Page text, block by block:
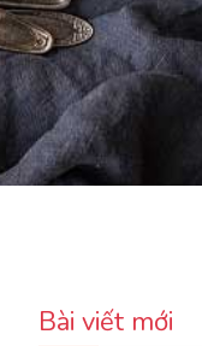
Bài viết mới